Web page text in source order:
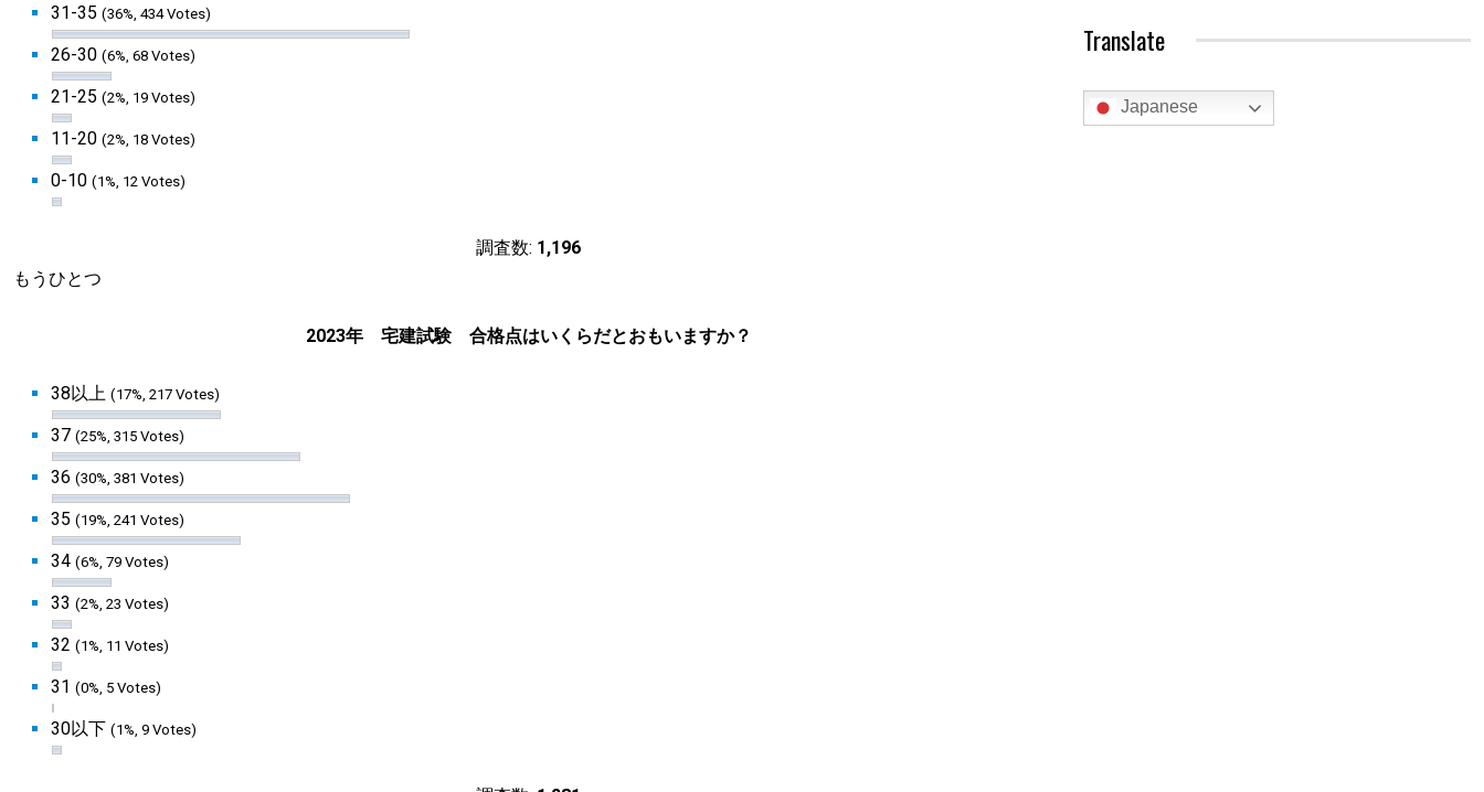
31-35 (36%, 434 Votes)
26-30 (6%, 68 Votes)
21-25 (2%, 19 Votes)
11-20 (2%, 18 Votes)
0-10 (1%, 12 Votes)
調査数: 1,196
もうひとつ
2023年 宅建試験 合格点はいくらだとおもいますか？
38以上 (17%, 217 Votes)
37 (25%, 315 Votes)
36 (30%, 381 Votes)
35 (19%, 241 Votes)
34 (6%, 79 Votes)
33 (2%, 23 Votes)
32 (1%, 11 Votes)
31 (0%, 5 Votes)
30以下 (1%, 9 Votes)
Translate
Japanese